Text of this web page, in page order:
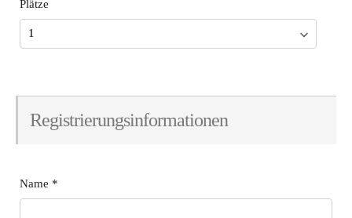
Plätze
Registrierungsinformationen
Name *